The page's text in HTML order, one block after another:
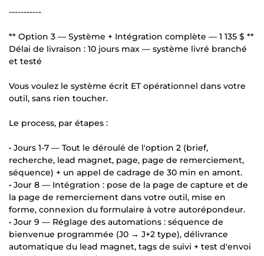
-----------
** Option 3 — Système + Intégration complète — 1 135 $ **
Délai de livraison : 10 jours max — système livré branché
et testé
Vous voulez le système écrit ET opérationnel dans votre
outil, sans rien toucher.
Le process, par étapes :
• Jours 1-7 — Tout le déroulé de l'option 2 (brief,
recherche, lead magnet, page, page de remerciement,
séquence) + un appel de cadrage de 30 min en amont.
• Jour 8 — Intégration : pose de la page de capture et de
la page de remerciement dans votre outil, mise en
forme, connexion du formulaire à votre autorépondeur.
• Jour 9 — Réglage des automations : séquence de
bienvenue programmée (J0 → J+2 type), délivrance
automatique du lead magnet, tags de suivi + test d'envoi